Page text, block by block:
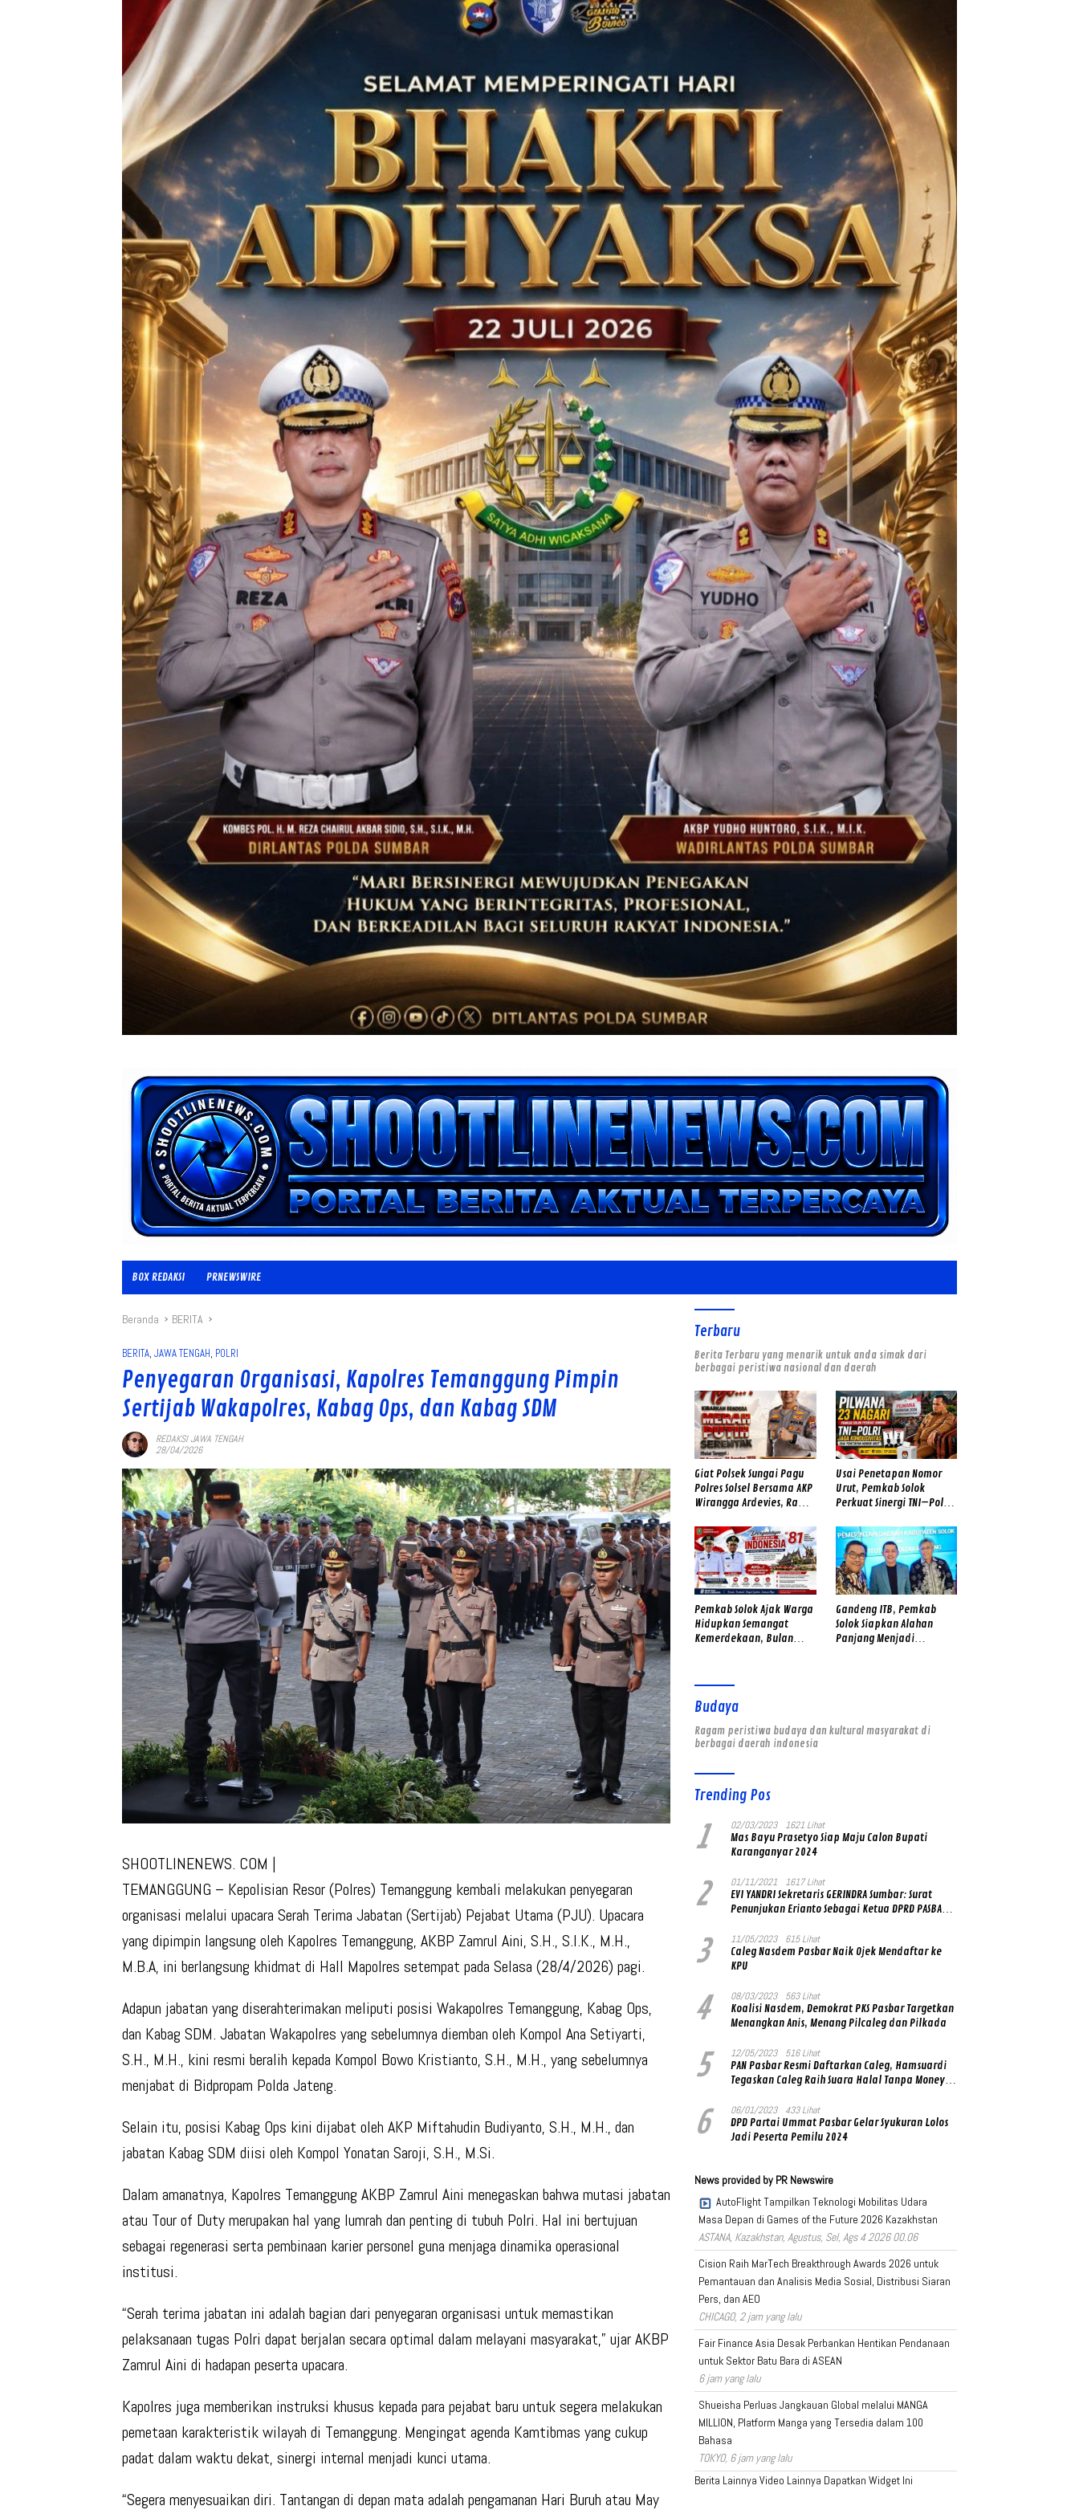
BOX REDAKSI PRNEWSWIRE
Beranda BERITA
BERITA, JAWA TENGAH, POLRI
Penyegaran Organisasi, Kapolres Temanggung Pimpin
Sertijab Wakapolres, Kabag Ops, dan Kabag SDM
REDAKSI JAWA TENGAH
28/04/2026
SHOOTLINENEWS. COM |
TEMANGGUNG – Kepolisian Resor (Polres) Temanggung kembali melakukan penyegaran
organisasi melalui upacara Serah Terima Jabatan (Sertijab) Pejabat Utama (PJU). Upacara
yang dipimpin langsung oleh Kapolres Temanggung, AKBP Zamrul Aini, S.H., S.I.K., M.H.,
M.B.A, ini berlangsung khidmat di Hall Mapolres setempat pada Selasa (28/4/2026) pagi.
Adapun jabatan yang diserahterimakan meliputi posisi Wakapolres Temanggung, Kabag Ops,
dan Kabag SDM. Jabatan Wakapolres yang sebelumnya diemban oleh Kompol Ana Setiyarti,
S.H., M.H., kini resmi beralih kepada Kompol Bowo Kristianto, S.H., M.H., yang sebelumnya
menjabat di Bidpropam Polda Jateng.
Selain itu, posisi Kabag Ops kini dijabat oleh AKP Miftahudin Budiyanto, S.H., M.H., dan
jabatan Kabag SDM diisi oleh Kompol Yonatan Saroji, S.H., M.Si.
Dalam amanatnya, Kapolres Temanggung AKBP Zamrul Aini menegaskan bahwa mutasi jabatan
atau Tour of Duty merupakan hal yang lumrah dan penting di tubuh Polri. Hal ini bertujuan
sebagai regenerasi serta pembinaan karier personel guna menjaga dinamika operasional
institusi.
“Serah terima jabatan ini adalah bagian dari penyegaran organisasi untuk memastikan
pelaksanaan tugas Polri dapat berjalan secara optimal dalam melayani masyarakat,” ujar AKBP
Zamrul Aini di hadapan peserta upacara.
Kapolres juga memberikan instruksi khusus kepada para pejabat baru untuk segera melakukan
pemetaan karakteristik wilayah di Temanggung. Mengingat agenda Kamtibmas yang cukup
padat dalam waktu dekat, sinergi internal menjadi kunci utama.
“Segera menyesuaikan diri. Tantangan di depan mata adalah pengamanan Hari Buruh atau May
Terbaru
Berita Terbaru yang menarik untuk anda simak dari
berbagai peristiwa nasional dan daerah
Giat Polsek Sungai Pagu
Polres Solsel Bersama AKP
Wirangga Ardevies, Rawat
Usai Penetapan Nomor
Urut, Pemkab Solok
Perkuat Sinergi TNI–Polri
Pilwana Serentak di 23
Nagari
Pemkab Solok Ajak Warga
Hidupkan Semangat
Kemerdekaan, Bulan
Royong
Gandeng ITB, Pemkab
Solok Siapkan Alahan
Panjang Menjadi
Budaya
Ragam peristiwa budaya dan kultural masyarakat di
berbagai daerah indonesia
Trending Pos
1 02/03/2023 1621 Lihat
Mas Bayu Prasetyo Siap Maju Calon Bupati
Karanganyar 2024
2 01/11/2021 1617 Lihat
EVI YANDRI Sekretaris GERINDRA Sumbar: Surat
Penunjukan Erianto Sebagai Ketua DPRD PASBAR
Prabowo Subianto
3 11/05/2023 615 Lihat
Caleg Nasdem Pasbar Naik Ojek Mendaftar ke
KPU
4 08/03/2023 563 Lihat
Koalisi Nasdem, Demokrat PKS Pasbar Targetkan
Menangkan Anis, Menang Pilcaleg dan Pilkada
5 12/05/2023 516 Lihat
PAN Pasbar Resmi Daftarkan Caleg, Hamsuardi
Tegaskan Caleg Raih Suara Halal Tanpa Money
6 06/01/2023 433 Lihat
DPD Partai Ummat Pasbar Gelar Syukuran Lolos
Jadi Peserta Pemilu 2024
News provided by PR Newswire
AutoFlight Tampilkan Teknologi Mobilitas Udara
Masa Depan di Games of the Future 2026 Kazakhstan
ASTANA, Kazakhstan, Agustus, Sel, Ags 4 2026 00.06
Cision Raih MarTech Breakthrough Awards 2026 untuk
Pemantauan dan Analisis Media Sosial, Distribusi Siaran
Pers, dan AEO
CHICAGO, 2 jam yang lalu
Fair Finance Asia Desak Perbankan Hentikan Pendanaan
untuk Sektor Batu Bara di ASEAN
6 jam yang lalu
Shueisha Perluas Jangkauan Global melalui MANGA
MILLION, Platform Manga yang Tersedia dalam 100
Bahasa
TOKYO, 6 jam yang lalu
Berita Lainnya Video Lainnya Dapatkan Widget Ini